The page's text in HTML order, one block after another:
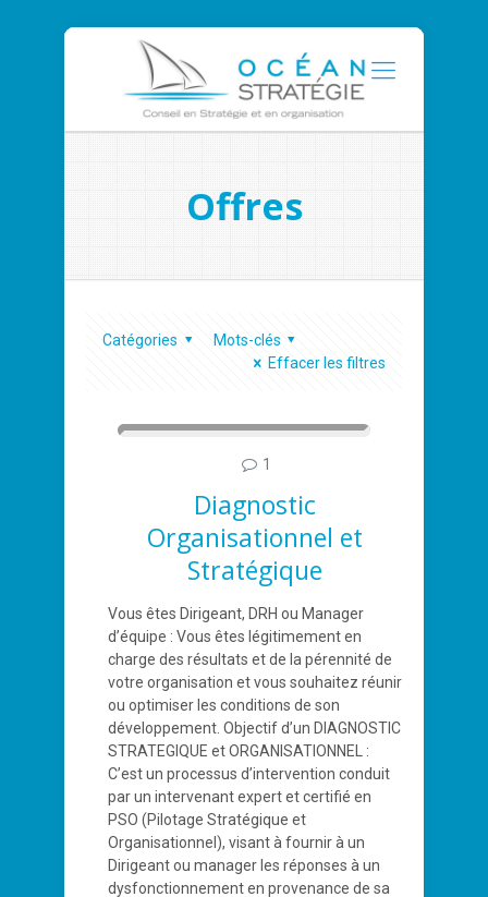
Offres
Catégories
Mots-clés
Effacer les filtres
1
Diagnostic
Organisationnel et
Stratégique
Vous êtes Dirigeant, DRH ou Manager
d’équipe : Vous êtes légitimement en
charge des résultats et de la pérennité de
votre organisation et vous souhaitez réunir
ou optimiser les conditions de son
développement. Objectif d’un DIAGNOSTIC
STRATEGIQUE et ORGANISATIONNEL :
C’est un processus d’intervention conduit
par un intervenant expert et certifié en
PSO (Pilotage Stratégique et
Organisationnel), visant à fournir à un
Dirigeant ou manager les réponses à un
dysfonctionnement en provenance de sa